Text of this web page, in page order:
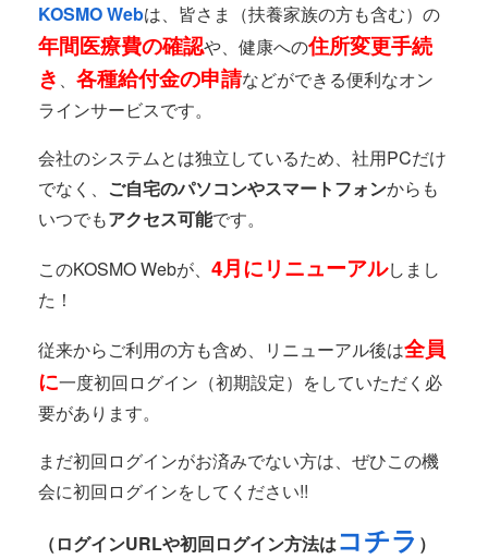
KOSMO Webは、皆さま（扶養家族の方も含む）の
年間医療費の確認や、健康への住所変更手続
き 、 各種給付金の申請などができる便利なオン
ラインサービスです。
会社のシステムとは独立しているため、社用PCだけ
でなく、 ご自宅のパソコンやスマートフォンからも
いつでもアクセス可能です。
このKOSMO Webが、 4月にリニューアルしまし
た！
従来からご利用の方も含め、リニューアル後は全員
に一度初回ログイン（初期設定）をしていただく必
要があります。
まだ初回ログインがお済みでない方は、ぜひこの機
会に初回ログインをしてください!!
（ログインURLや初回ログイン方法はコチラ ）